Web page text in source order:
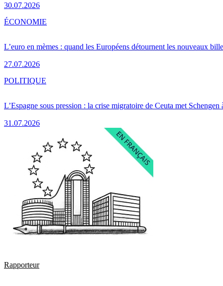
30.07.2026
L’euro en mèmes : quand les Européens détournent les nouveaux
27.07.2026
ÉCONOMIE
L’Espagne sous pression : la crise migratoire de Ceuta met Schengen
31.07.2026
POLITIQUE
Rapporteur